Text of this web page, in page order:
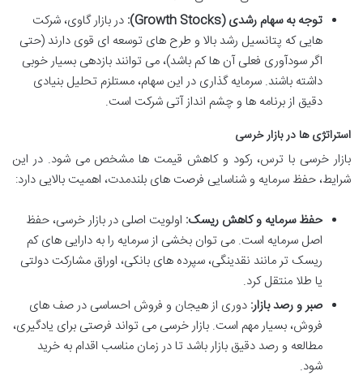
توجه به سهام رشدی (Growth Stocks):
در بازار گاوی، شرکت
هایی که پتانسیل رشد بالا و طرح های توسعه ای قوی دارند (حتی
اگر سودآوری فعلی آن ها کم باشد)، می توانند بازدهی بسیار خوبی
داشته باشند. سرمایه گذاری در این سهام، مستلزم تحلیل بنیادی
دقیق از برنامه ها و چشم انداز آتی شرکت است.
استراتژی ها در بازار خرسی
بازار خرسی با ترس، رکود و کاهش قیمت ها مشخص می شود. در این
شرایط، حفظ سرمایه و شناسایی فرصت های بلندمدت، اهمیت بالایی دارد:
حفظ سرمایه و کاهش ریسک: اولویت اصلی در بازار خرسی، حفظ
اصل سرمایه است. می توان بخشی از سرمایه را به دارایی های کم
ریسک تر مانند نقدینگی، سپرده های بانکی، اوراق مشارکت دولتی
یا طلا منتقل کرد.
صبر و رصد بازار: دوری از هیجان و فروش احساسی در صف های
فروش، بسیار مهم است. بازار خرسی می تواند فرصتی برای یادگیری،
مطالعه و رصد دقیق بازار باشد تا در زمان مناسب اقدام به خرید
شود.